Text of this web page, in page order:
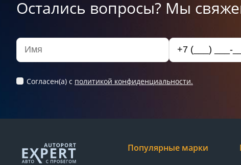
Остались вопросы? Мы
Согласен(а) c политикой конфиденциальности.
Популярные марки